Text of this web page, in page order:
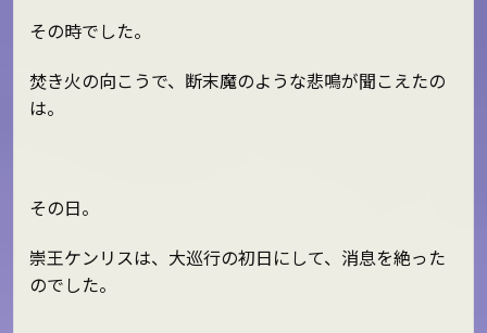
その時でした。
焚き火の向こうで、断末魔のような悲鳴が聞こえたの
は。
その日。
崇王ケンリスは、大巡行の初日にして、消息を絶った
のでした。